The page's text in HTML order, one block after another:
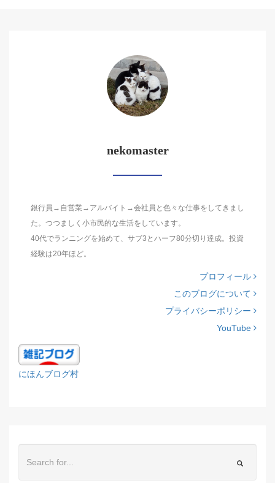
nekomaster
銀行員→自営業→アルバイト→会社員と色々な仕事をしてきまし
た。つつましく小市民的な生活をしています。
40代でランニングを始めて、サブ3とハーフ80分切り達成。投資
経験は20年ほど。
プロフィール
このブログについて
プライバシーポリシー
YouTube
にほんブログ村